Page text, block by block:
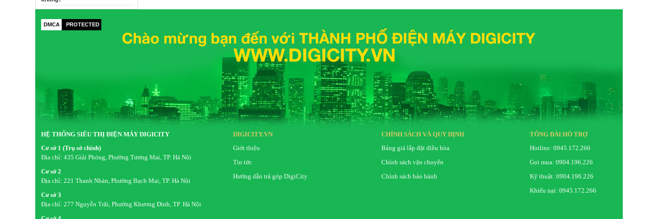
DMCA PROTECTED
HỆ THỐNG SIÊU THỊ ĐIỆN MÁY DIGICITY
Cơ sở 1 (Trụ sở chính)
Địa chỉ: 435 Giải Phóng, Phường Tương Mai, TP. Hà Nội
Cơ sở 2
Địa chỉ: 221 Thanh Nhàn, Phường Bạch Mai, TP. Hà Nội
Cơ sở 3
Địa chỉ: 277 Nguyễn Trãi, Phường Khương Đình, TP. Hà Nội
DIGICITY.VN
Giới thiệu
Tin tức
Hướng dẫn trả góp DigiCity
CHÍNH SÁCH VÀ QUY ĐỊNH
Bảng giá lắp đặt điều hòa
Chính sách vận chuyển
Chính sách bảo hành
TỔNG ĐÀI HỖ TRỢ
Hotline: 0945.172.266
Gọi mua: 0904.196.226
Kỹ thuật: 0904.196.226
Khiếu nại: 0945.172.266